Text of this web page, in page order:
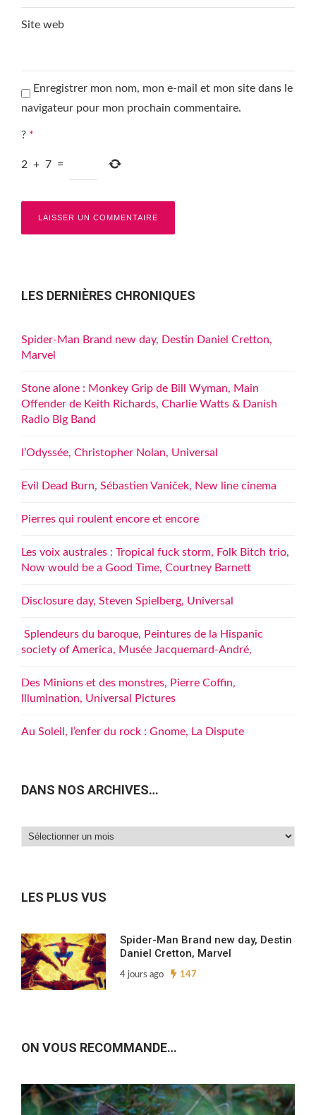
Site web
Enregistrer mon nom, mon e-mail et mon site dans le
navigateur pour mon prochain commentaire.
? *
2 + 7 =
LES DERNIÈRES CHRONIQUES
Spider-Man Brand new day, Destin Daniel Cretton,
Marvel
Stone alone : Monkey Grip de Bill Wyman, Main
Offender de Keith Richards, Charlie Watts & Danish
Radio Big Band
l’Odyssée, Christopher Nolan, Universal
Evil Dead Burn, Sébastien Vaniček, New line cinema
Pierres qui roulent encore et encore
Les voix australes : Tropical fuck storm, Folk Bitch trio,
Now would be a Good Time, Courtney Barnett
Disclosure day, Steven Spielberg, Universal
Splendeurs du baroque, Peintures de la Hispanic
society of America, Musée Jacquemard-André,
Des Minions et des monstres, Pierre Coffin,
Illumination, Universal Pictures
Au Soleil, l’enfer du rock : Gnome, La Dispute
DANS NOS ARCHIVES…
Dans
LES PLUS VUS
Spider-Man Brand new day, Destin
Daniel Cretton, Marvel
4 jours ago 147
ON VOUS RECOMMANDE…